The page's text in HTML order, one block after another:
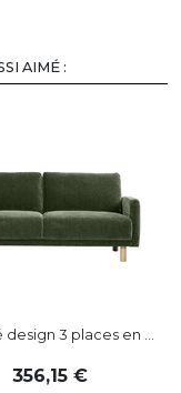
AIMÉ :
design 3 places en ...
356,15